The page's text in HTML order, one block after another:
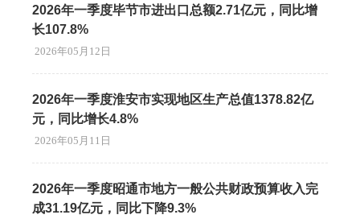
2026年一季度毕节市进出口总额2.71亿元，同比增
长107.8%
2026年05月12日
2026年一季度淮安市实现地区生产总值1378.82亿
元，同比增长4.8%
2026年05月11日
2026年一季度昭通市地方一般公共财政预算收入完
成31.19亿元，同比下降9.3%